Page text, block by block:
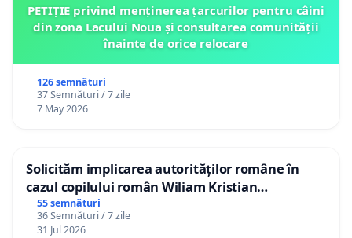
PETIȚIE privind menținerea țarcurilor pentru câini
din zona Lacului Noua și consultarea comunității
înainte de orice relocare
126 semnături
37 Semnături / 7 zile
7 May 2026
Solicităm implicarea autorităților române în
cazul copilului român Wiliam Kristian
Gheorghe, aflat în plasament în Danemarca de
12 ani
55 semnături
36 Semnături / 7 zile
31 Jul 2026